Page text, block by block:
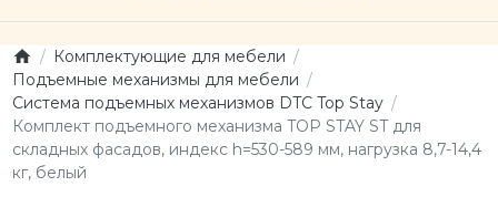
Комплектующие для мебели
Подъемные механизмы для мебели
Система подъемных механизмов DTC Top Stay
Комплект подъемного механизма TOP STAY ST для
складных фасадов, индекс h=530-589 мм, нагрузка 8,7-14,4
кг, белый